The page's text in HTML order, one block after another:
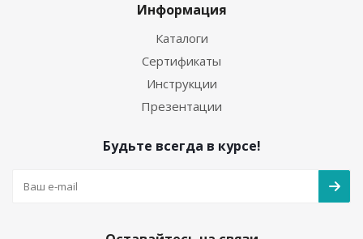
Информация
Каталоги
Сертификаты
Инструкции
Презентации
Будьте всегда в курсе!